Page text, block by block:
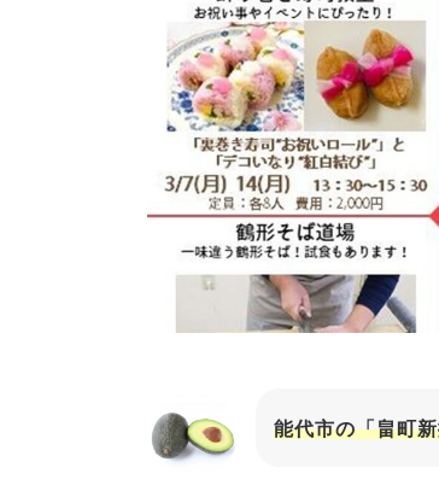
能代市の「畠町